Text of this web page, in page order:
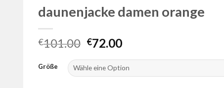
daunenjacke damen orange
€101.00 €72.00
Größe